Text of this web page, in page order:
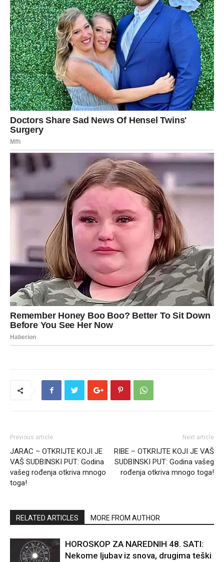
Previous article
JARAC – OTKRIJTE KOJI JE
VAŠ SUDBINSKI PUT: Godina
vašeg rođenja otkriva mnogo
toga!
Next article
RIBE – OTKRIJTE KOJI JE VAŠ
SUDBINSKI PUT: Godina vašeg
rođenja otkriva mnogo toga!
RELATED ARTICLES MORE FROM AUTHOR
HOROSKOP ZA NAREDNIH 48. SATI:
Nekome ljubav iz snova, drugima teški